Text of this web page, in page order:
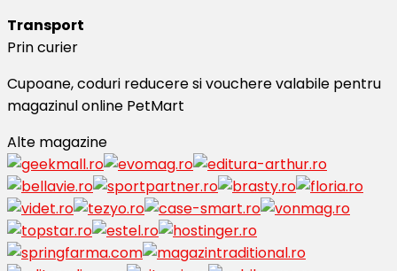
Transport
Prin curier
Cupoane, coduri reducere si vouchere valabile pentru
magazinul online PetMart
Alte magazine